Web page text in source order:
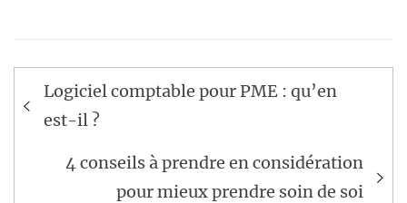
Navigation
de
Logiciel comptable pour PME : qu’en
est-il ?
4 conseils à prendre en considération
pour mieux prendre soin de soi